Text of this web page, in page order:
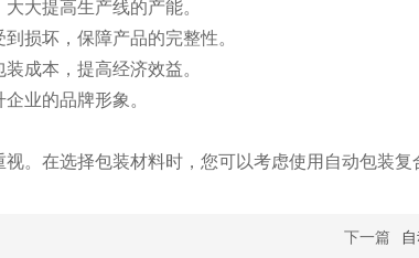
大提高生产线的产能。
损坏，保障产品的完整性。
成本，提高经济效益。
业的品牌形象。
。在选择包装材料时，您可以考虑使用自动包装
下一篇